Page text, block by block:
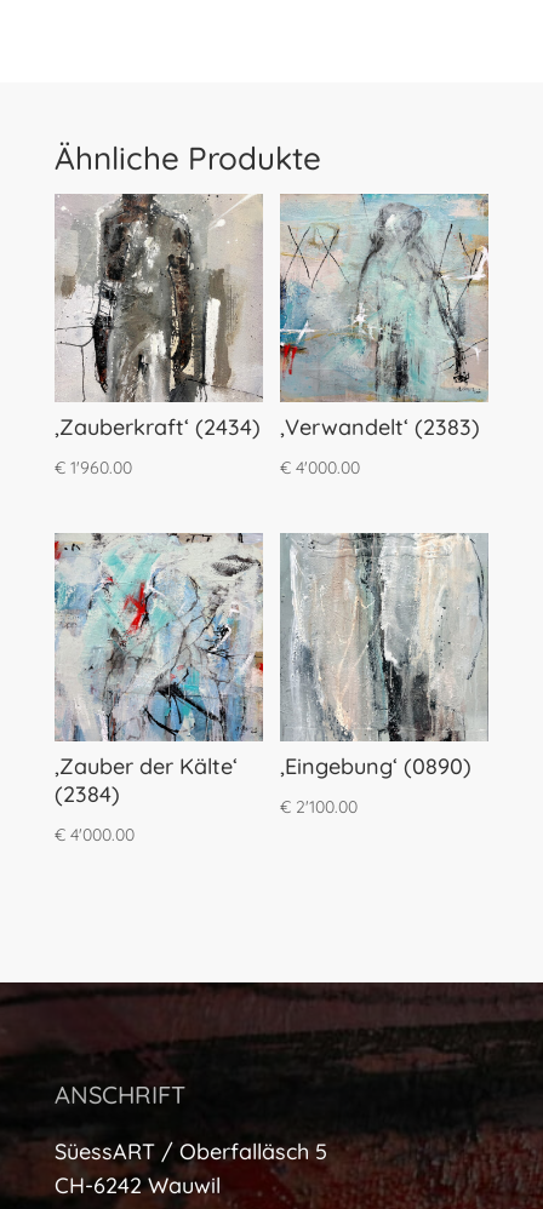
Ähnliche Produkte
‚Zauberkraft‘ (2434)
€1'960.00
‚Verwandelt‘ (2383)
€ 4'000.00
‚Zauber der Kälte‘
(2384)
€4'000.00
‚Eingebung‘ (0890)
€ 2'100.00
ANSCHRIFT
SüessART / Oberfalläsch 5
CH-6242 Wauwil